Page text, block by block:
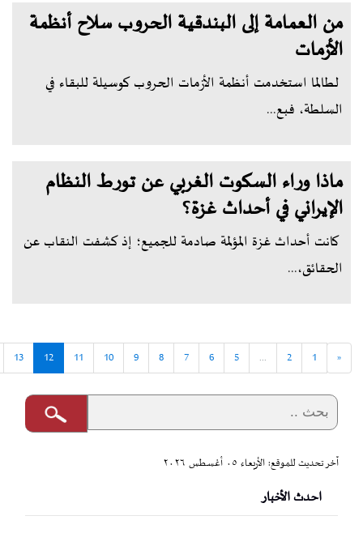
من العمامة إلى البندقية الحروب سلاح أنظمة
الأزمات
لطالما استخدمت أنظمة الأزمات الحروب كوسيلة للبقاء في
السلطة، فبع...
ماذا وراء السكوت الغربي عن تورط النظام
الإيراني في أحداث غزة؟
كانت أحداث غزة المؤلمة صادمة للجميع؛ إذ كشفت النقاب عن
الحقائق،...
«
1
2
...
5
6
7
8
9
10
11
12
13
آخر تحديث للموقع: الأربعاء ٠٥ أغسطس ٢٠٢٦
احدث الأخبار